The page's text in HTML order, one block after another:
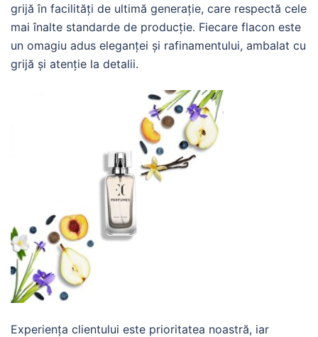
grijă în facilități de ultimă generație, care respectă cele
mai înalte standarde de producție. Fiecare flacon este
un omagiu adus eleganței și rafinamentului, ambalat cu
grijă și atenție la detalii.
Experiența clientului este prioritatea noastră, iar